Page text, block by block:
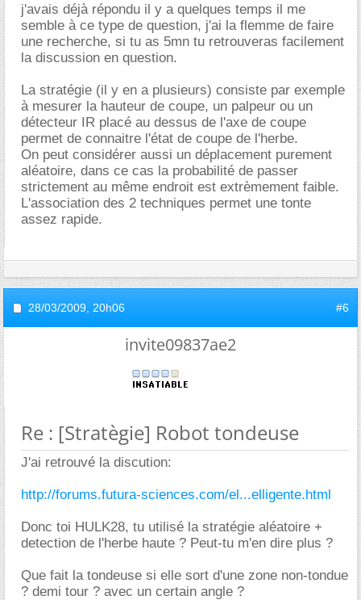
j'avais déjà répondu il y a quelques temps il me
semble à ce type de question, j'ai la flemme de faire
une recherche, si tu as 5mn tu retrouveras facilement
la discussion en question.
La stratégie (il y en a plusieurs) consiste par exemple
à mesurer la hauteur de coupe, un palpeur ou un
détecteur IR placé au dessus de l'axe de coupe
permet de connaitre l'état de coupe de l'herbe.
On peut considérer aussi un déplacement purement
aléatoire, dans ce cas la probabilité de passer
strictement au même endroit est extrèmement faible.
L'association des 2 techniques permet une tonte
assez rapide.
28/03/2009, 20h06 #6
invite09837ae2
Re : [Stratègie] Robot tondeuse
J'ai retrouvé la discution:
http://forums.futura-sciences.com/el...elligente.html
Donc toi HULK28, tu utilisé la stratégie aléatoire +
detection de l'herbe haute ? Peut-tu m'en dire plus ?
Que fait la tondeuse si elle sort d'une zone non-tondue
? demi tour ? avec un certain angle ?